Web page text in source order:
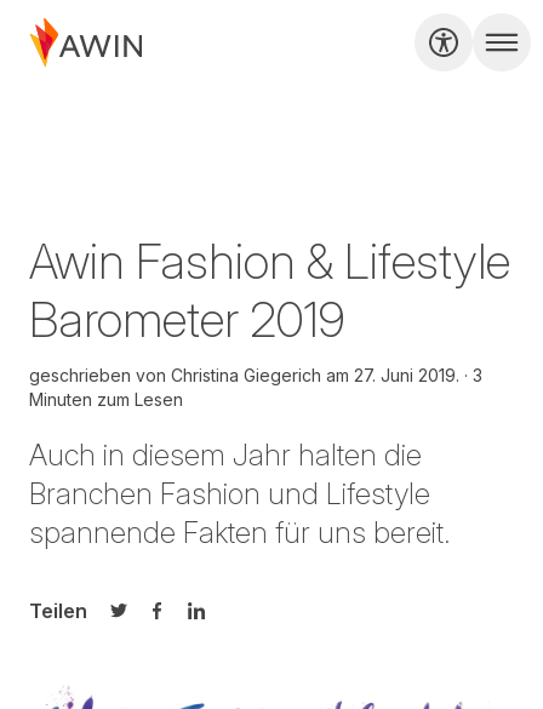
Awin Fashion & Lifestyle
Barometer 2019
geschrieben von Christina Giegerich am 27. Juni 2019.
3
Minuten zum Lesen
Auch in diesem Jahr halten die
Branchen Fashion und Lifestyle
spannende Fakten für uns bereit.
Teilen
Auf Twitter teilen
Auf Facebook teilen
Auf LinkedIn teilen